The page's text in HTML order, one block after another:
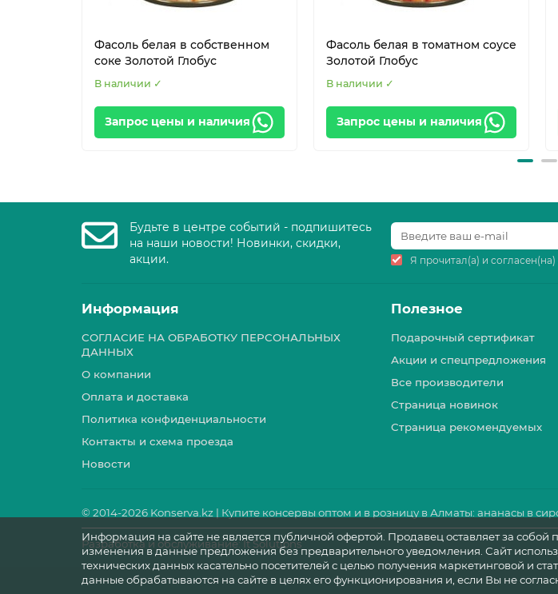
Фасоль белая в собственном
соке Золотой Глобус
В наличии ✓
Запрос цены и наличия
Фасоль белая в томатном соусе
Золотой Глобус
В наличии ✓
Запрос цены и наличия
Информация на сайте не является публичной офертой. Продавец оставляет за
изменения в данные предложения без предварительного уведомления. Сайт
технических данных касательно посетителей с целью получения маркетинговой и
данные обрабатываются на сайте в целях его функционирования и, если Вы не
Будьте в центре событий - подпишитесь
на наши новости! Новинки, скидки,
акции.
Я прочитал(а) и
Информация
СОГЛАСИЕ НА ОБРАБОТКУ ПЕРСОНАЛЬНЫХ
ДАННЫХ
О компании
Оплата и доставка
Политика конфиденциальности
Контакты и схема проезда
Новости
Полезное
Подарочный сертификат
Акции и спецпредложения
Все производители
Страница новинок
Страница рекомендуемых
© 2014-2026 Konserva.kz | Купите консервы оптом и в розницу в Алматы: ананасы в
Разработка и обслуживание: It Solutions